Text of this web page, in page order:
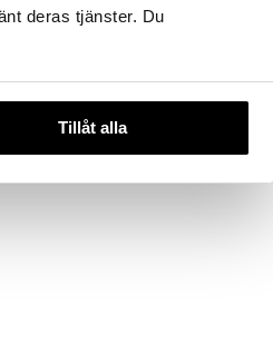
deras tjänster. Du
Tillåt alla